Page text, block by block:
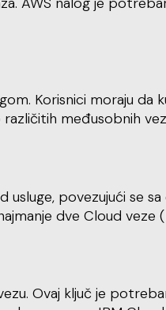
Korisnici moraju
međusobnih
usluge, povezujući
dve Cloud veze
Ovaj ključ je